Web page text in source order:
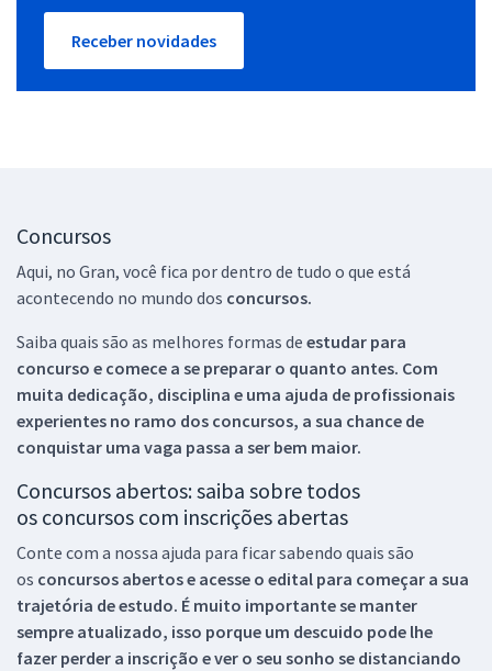
Receber novidades
Concursos
Aqui, no Gran, você fica por dentro de tudo o que está
acontecendo no mundo dos concursos.
Saiba quais são as melhores formas de estudar para
concurso e comece a se preparar o quanto antes. Com
muita dedicação, disciplina e uma ajuda de profissionais
experientes no ramo dos concursos, a sua chance de
conquistar uma vaga passa a ser bem maior.
Concursos abertos: saiba sobre todos
os concursos com inscrições abertas
Conte com a nossa ajuda para ficar sabendo quais são
os concursos abertos e acesse o edital para começar a sua
trajetória de estudo. É muito importante se manter
sempre atualizado, isso porque um descuido pode lhe
fazer perder a inscrição e ver o seu sonho se distanciando